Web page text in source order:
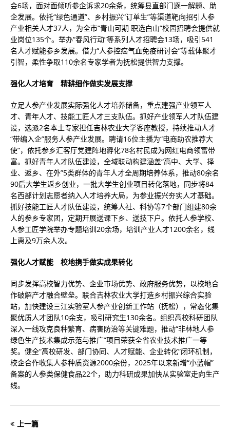
会6场，面对面倾听参企诉求20余条，统筹县直部门逐一解题、助
企发展。依托“绿色通道”、乡村振兴“订单生”等渠道靶向招引人参
产业相关人才37人，为全市“青山可期 职选白山”校园招聘会提供就
业岗位135个。举办“春风行动”等系列人才招聘会13场，吸引541
名人才赋能参乡发展。借力“人参控癌气血免疫研讨会”等载体聚才
引智，柔性争取110余名专家学者为抚松提供智力支撑。
强化人才培育 精耕细作做实发展支撑
立足人参产业发展实际强化人才培养储备，重点建强产业领军人
才、青年人才、技能工匠人才三支队伍。抓好产业领军人才队伍建
设，选派2名本土专家担任吉林农业大学客座教授，持续推动人才
“带编入企”服务人参产业发展。聘请16位主播为“电商助农推荐大
使”，依托参乡汇客厅党建阵地孵化78名村民成为网红电商领富带
富。抓好青年人才队伍建设，全域联动构建涵盖“高中、大学、择
业、返乡、在外”5类群体的青年人才全周期培养体系，推动80余名
90后大学生返乡创业，一批大学生创业项目转化落地，同步将84
名西部计划志愿者纳入人才培养大局，为参业振兴夯实人才基础。
抓好技能工匠人才队伍建设，统筹人社、科协等7个部门组建80余
人的参乡专家团，定期开展送课下乡、送技下户。依托人参学校、
人参工匠学院举办专题培训20余场，培训产业人才1200余名，线
上惠及9万余人次。
强化人才赋能 校地携手做实成果转化
同步发挥高校智力优势、企业市场优势、政府服务优势，以校地合
作破解产才融合壁垒。联合吉林农业大学打造乡村振兴综合实验
站，加快建设三江实验室人参产业创新工作站（抚松），常态化集
聚优质人才团队10余支，吸引研究生130余名。组织高校科研团队
深入一线攻克良种繁育、病害防治等关键难题，推动“非林地人参
绿色生产技术集成示范与推广”项目荣获全省农业技术推广一等
奖。健全“高校研发、部门协同、人才赋能、企业转化”闭环机制，
校企合作收集人参种质资源2000余份，2025年以来新增“小蓝帽”
备案的人参类保健食品22个，助力科研成果加快从实验室走向生产
线。
上一篇